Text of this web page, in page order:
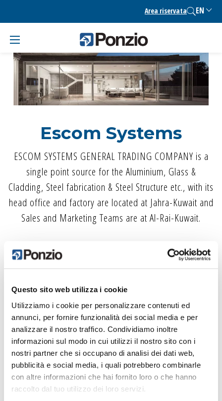
Questo sito web utilizza i cookie
Utilizziamo i cookie per personalizzare contenuti ed
annunci, per fornire funzionalità dei social media e per
analizzare il nostro traffico. Condividiamo inoltre
informazioni sul modo in cui utilizzi il nostro sito con i
nostri partner che si occupano di analisi dei dati web,
pubblicità e social media, i quali potrebbero combinarle
con altre informazioni che hai fornito loro o che hanno
raccolto dal tuo utilizzo dei loro servizi.
content
Area riservata EN
Escom Systems
ESCOM SYSTEMS GENERAL TRADING COMPANY is a
single point source for the Aluminium, Glass &
Cladding, Steel fabrication & Steel Structure etc., with its
head office and factory are located at Jahra-Kuwait and
Sales and Marketing Teams are at Al-Rai-Kuwait.
Near True Value, Block-1, Street-17, Building: 1547
ar@escomsystems.com